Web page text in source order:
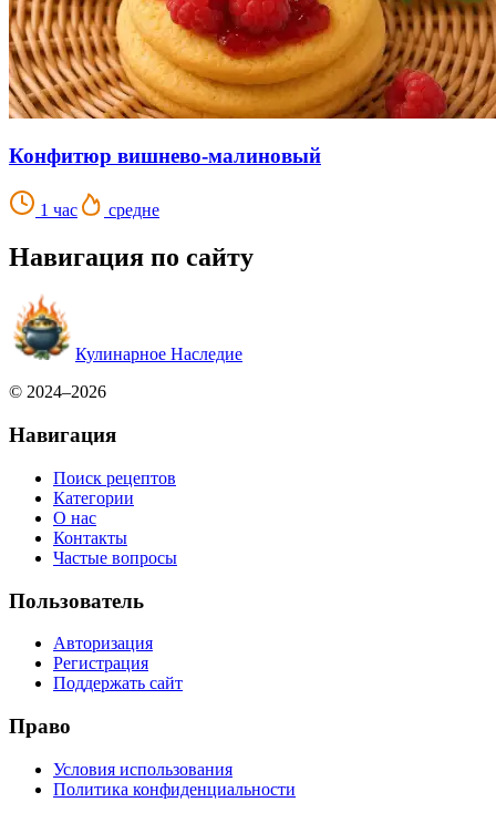
Конфитюр вишнево-малиновый
1 час средне
Навигация по сайту
Кулинарное Наследие
© 2024–2026
Навигация
Поиск рецептов
Категории
О нас
Контакты
Частые вопросы
Пользователь
Авторизация
Регистрация
Поддержать сайт
Право
Условия использования
Политика конфиденциальности